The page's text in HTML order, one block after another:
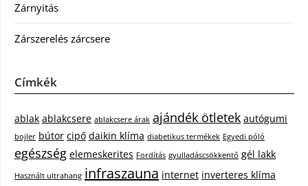
Zárnyitás
Zárszerelés zárcsere
Címkék
ablak ablakcsere ablakcsere árak ajándék ötletek autógumi
bojler bútor cipő daikin klíma diabetikus termékek Egyedi póló
egészség elemeskerites Fordítás gyulladáscsökkentő gél lakk
Használt ultrahang infraszauna internet inverteres klíma